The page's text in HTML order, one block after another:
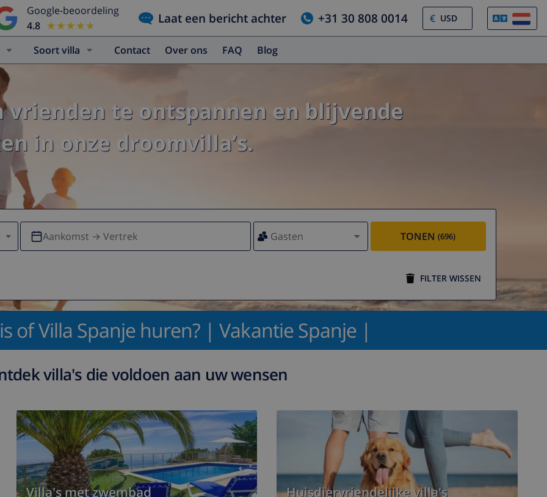
Google-beoordeling
4.8 ★★★★★
★★★★★ Laat een bericht achter +31 30 808 0014 €
Soort villa Contact Over ons FAQ Blog
vrienden te ontspannen en blijvende
in onze droomvilla’s.
Aankomst → Vertrek Gasten TONEN (696)
FILTER WISSEN
of Villa Spanje huren? | Vakantie Spanje |
villa's die voldoen aan uw wensen
Villa's met zwembad Huisdiervriendelijke villa's